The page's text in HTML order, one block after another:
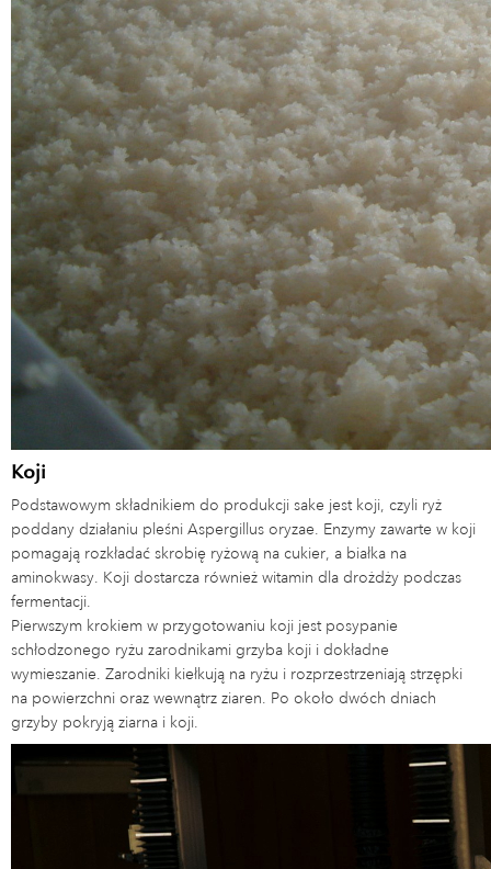
Koji
Podstawowym składnikiem do produkcji sake jest koji, czyli ryż
poddany działaniu pleśni Aspergillus oryzae. Enzymy zawarte w koji
pomagają rozkładać skrobię ryżową na cukier, a białka na
aminokwasy. Koji dostarcza również witamin dla drożdży podczas
fermentacji.
Pierwszym krokiem w przygotowaniu koji jest posypanie
schłodzonego ryżu zarodnikami grzyba koji i dokładne
wymieszanie. Zarodniki kiełkują na ryżu i rozprzestrzeniają strzępki
na powierzchni oraz wewnątrz ziaren. Po około dwóch dniach
grzyby pokryją ziarna i koji.